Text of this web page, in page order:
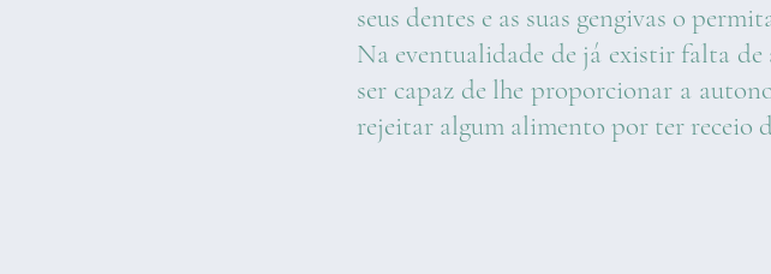
seus dentes e as suas gengivas o
Na eventualidade de já existir falta
ser capaz de lhe proporcionar a
rejeitar algum alimento por ter receio